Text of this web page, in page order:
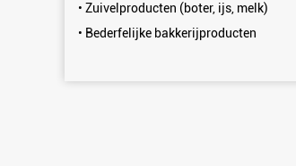
• Zuivelproducten (boter, ijs, melk)
• Bederfelijke bakkerijproducten